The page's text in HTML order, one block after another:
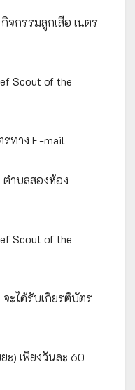
กรรมลูกเสือ เนตร
Scout of the
ทาง E-mail
ำบลสองห้อง
Scout of the
ะได้รับเกียรติบัตร
ะ) เพียงวันละ 60